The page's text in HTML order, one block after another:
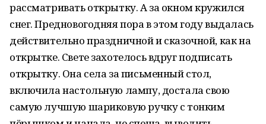
рассматривать открытку. А за окном кружился
снег. Предновогодняя пора в этом году выдалась
действительно праздничной и сказочной, как на
открытке. Свете захотелось вдруг подписать
открытку. Она села за письменный стол,
включила настольную лампу, достала свою
самую лучшую шариковую ручку с тонким